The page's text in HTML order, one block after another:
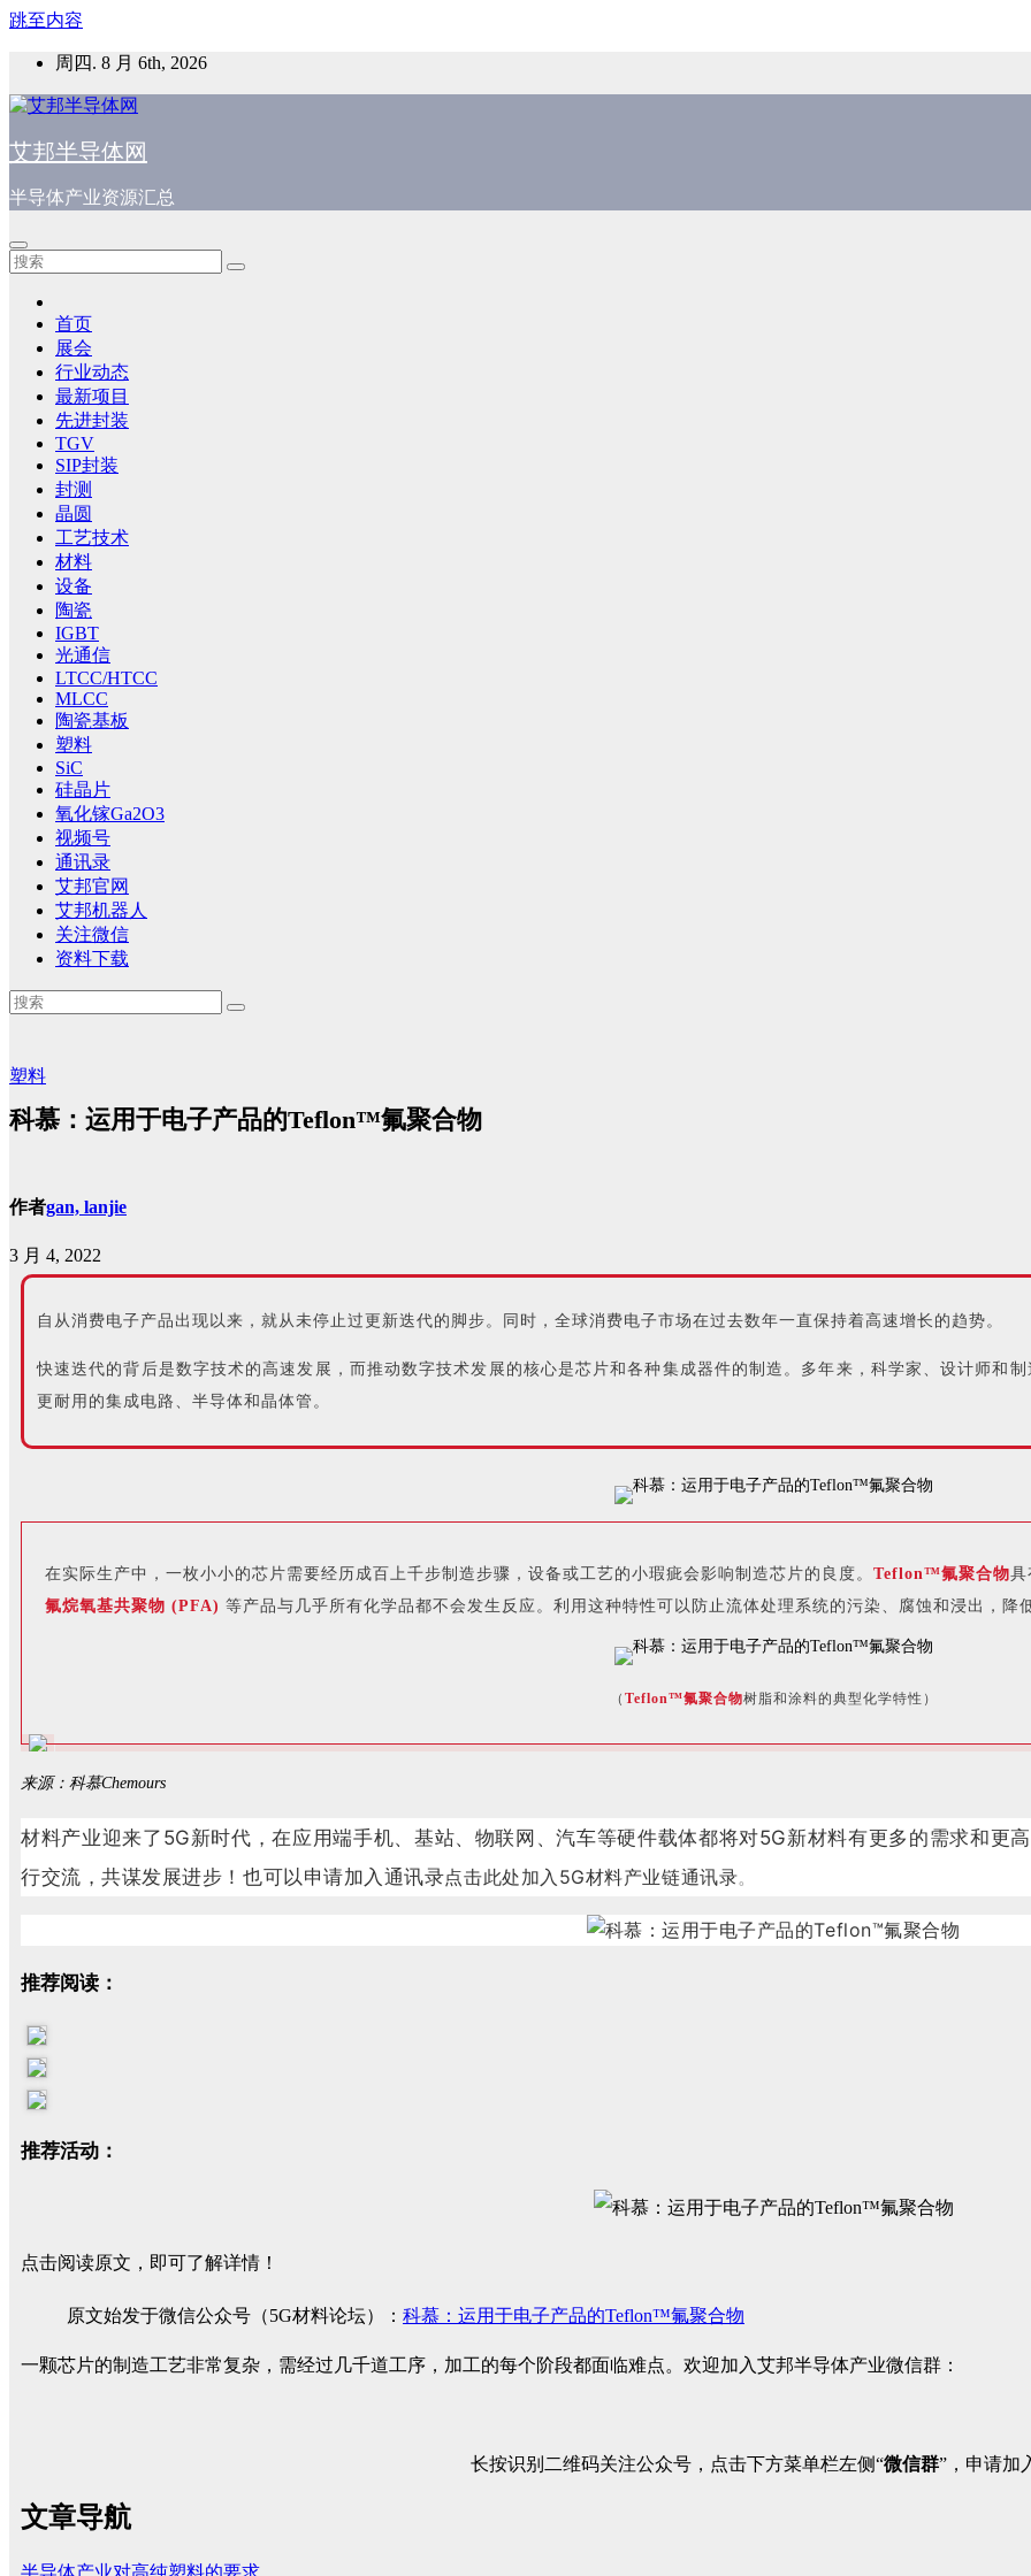
跳至内容
周四. 8 月 6th, 2026
艾邦半导体网
半导体产业资源汇总
首页
展会
行业动态
最新项目
先进封装
TGV
SIP封装
封测
晶圆
工艺技术
材料
设备
陶瓷
IGBT
光通信
LTCC/HTCC
MLCC
陶瓷基板
塑料
SiC
硅晶片
氧化镓Ga2O3
视频号
通讯录
艾邦官网
艾邦机器人
关注微信
资料下载
塑料
科慕：运用于电子产品的Teflon™氟聚合物
作者gan, lanjie
3 月 4, 2022
自从消费电子产品出现以来，就从未停止过更新迭代的脚步。同时，全球消费电子市场在过去数年一直保持着高速增长的趋势。
快速迭代的背后是数字技术的高速发展，而推动数字技术发展的核心是芯片和各种集成器件的制造。多年来，科学家、设计师和
更耐用的集成电路、半导体和晶体管。
在实际生产中，一枚小小的芯片需要经历成百上千步制造步骤，设备或工艺的小瑕疵会影响制造芯片的良度。 Teflon™氟聚合物
氟烷氧基共聚物 (PFA) 等产品与几乎所有化学品都不会发生反应。利用这种特性可以防止流体处理系统的污染、腐蚀和浸出，降
（ Teflon™氟聚合物树脂和涂料的典型化学特性）
来源：科慕Chemours
材料产业迎来了5G新时代，在应用端手机、基站、物联网、汽车等硬件载体都将对5G新材料有更多的需求和更
行交流，共谋发展进步！ 也可以申请加入通讯录点击此处加入5G材料产业链通讯录。
推荐阅读：
推荐活动：
点击阅读原文，即可了解详情！
原文始发于微信公众号（5G材料论坛）： 科慕：运用于电子产品的Teflon™氟聚合物
一颗芯片的制造工艺非常复杂，需经过几千道工序，加工的每个阶段都面临难点。欢迎加入艾邦半导体产业微信群：
长按识别二维码关注公众号，点击下方菜单栏左侧“微信群”，申请加
文章导航
半导体产业对高纯塑料的要求